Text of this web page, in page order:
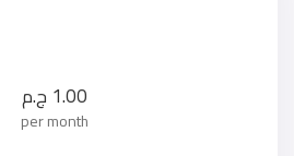
1.00 ج.م
per month